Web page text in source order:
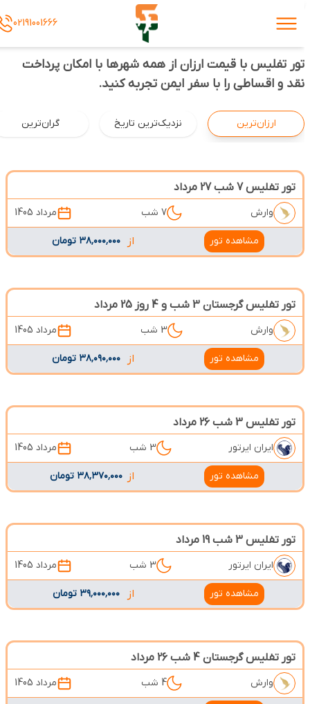
02191001666
تور تفلیس با قیمت ارزان از همه شهرها با امکان پرداخت
نقد و اقساطی را با سفر ایمن تجربه کنید.
ارزان‌ترین نزدیک‌ترین تاریخ گران‌ترین
تور تفلیس 7 شب 27 مرداد
وارش 7 شب مرداد 1405
مشاهده تور از ۳۸٬۰۰۰٬۰۰۰ تومان
تور تفلیس گرجستان 3 شب و 4 روز 25 مرداد
وارش 3 شب مرداد 1405
مشاهده تور از ۳۸٬۰۹۰٬۰۰۰ تومان
تور تفلیس 3 شب 26 مرداد
ایران ایرتور 3 شب مرداد 1405
مشاهده تور از ۳۸٬۳۷۰٬۰۰۰ تومان
تور تفلیس 3 شب 19 مرداد
ایران ایرتور 3 شب مرداد 1405
مشاهده تور از ۳۹٬۰۰۰٬۰۰۰ تومان
تور تفلیس گرجستان 4 شب 26 مرداد
وارش 4 شب مرداد 1405